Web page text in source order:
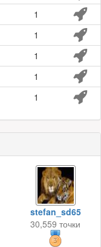
1
1
1
1
1
stefan_sd65
30,559 точки